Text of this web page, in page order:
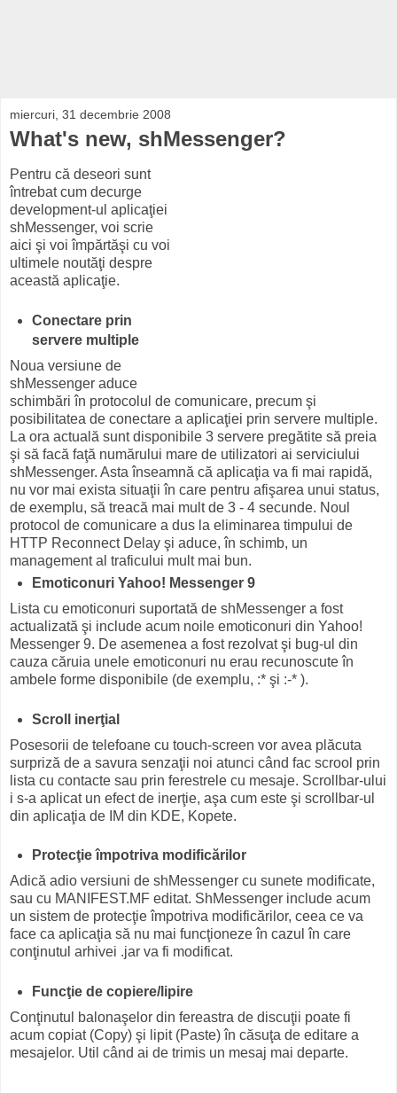
miercuri, 31 decembrie 2008
What's new, shMessenger?
Pentru că deseori sunt
întrebat cum decurge
development-ul aplicaţiei
shMessenger, voi scrie
aici şi voi împărtăşi cu voi
ultimele noutăţi despre
această aplicaţie.
Conectare prin
servere multiple
Noua versiune de
shMessenger aduce
schimbări în protocolul de comunicare, precum şi
posibilitatea de conectare a aplicaţiei prin servere multiple.
La ora actuală sunt disponibile 3 servere pregătite să preia
şi să facă faţă numărului mare de utilizatori ai serviciului
shMessenger. Asta înseamnă că aplicaţia va fi mai rapidă,
nu vor mai exista situaţii în care pentru afişarea unui status,
de exemplu, să treacă mai mult de 3 - 4 secunde. Noul
protocol de comunicare a dus la eliminarea timpului de
HTTP Reconnect Delay şi aduce, în schimb, un
management al traficului mult mai bun.
Emoticonuri Yahoo! Messenger 9
Lista cu emoticonuri suportată de shMessenger a fost
actualizată şi include acum noile emoticonuri din Yahoo!
Messenger 9. De asemenea a fost rezolvat şi bug-ul din
cauza căruia unele emoticonuri nu erau recunoscute în
ambele forme disponibile (de exemplu, :* şi :-* ).
Scroll inerţial
Posesorii de telefoane cu touch-screen vor avea plăcuta
surpriză de a savura senzaţii noi atunci când fac scrool prin
lista cu contacte sau prin ferestrele cu mesaje. Scrollbar-ului
i s-a aplicat un efect de inerţie, aşa cum este şi scrollbar-ul
din aplicaţia de IM din KDE, Kopete.
Protecţie împotriva modificărilor
Adică adio versiuni de shMessenger cu sunete modificate,
sau cu MANIFEST.MF editat. ShMessenger include acum
un sistem de protecţie împotriva modificărilor, ceea ce va
face ca aplicaţia să nu mai funcţioneze în cazul în care
conţinutul arhivei .jar va fi modificat.
Funcţie de copiere/lipire
Conţinutul balonaşelor din fereastra de discuţii poate fi
acum copiat (Copy) şi lipit (Paste) în căsuţa de editare a
mesajelor. Util când ai de trimis un mesaj mai departe.